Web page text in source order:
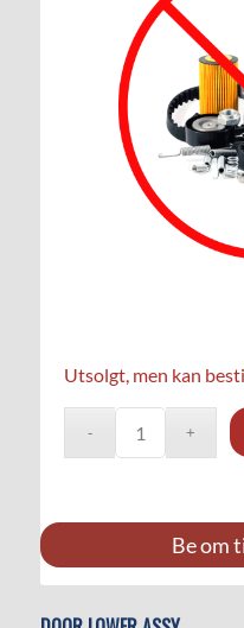
Utsolgt, men kan
Be om